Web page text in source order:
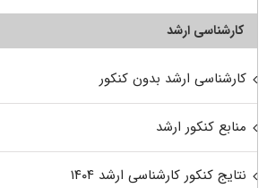
کارشناسی ارشد
کارشناسی ارشد بدون کنکور
منابع کنکور ارشد
نتایج کنکور کارشناسی ارشد ۱۴۰۴